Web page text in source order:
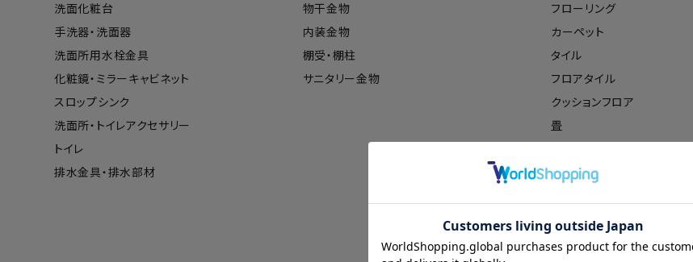
洗面化粧台
手洗器・洗面器
洗面所用水栓金具
化粧鏡・ミラーキャビネット
スロップシンク
洗面所・トイレアクセサリー
トイレ
排水金具・排水部材
物干金物
内装金物
棚受・棚柱
サニタリー金物
フローリング
カーペット
タイル
フロアタイル
クッションフロア
畳